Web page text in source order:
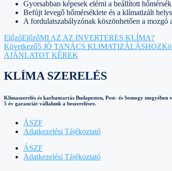
Gyorsabban képesek elérni a beállított
Befújt levegő hőmérséklete és a klímatizált
A fordulatszabályzónak köszönhetően a mozgó
ElőzőElőzőMI AZ AZ INVERTERES KLÍMA?
Következő5 JÓ TANÁCS KLIMATIZÁLÁSHOZ
AJÁNLATOT KÉREK
KLÍMA SZERELÉS
Klímaszerelés és karbantartás Budapesten, Pest- és Somogy megyében
5 év garanciát vállalunk a beszerelésre.
ÁSZF
Adatkezelési Tájékoztató
ÁSZF
Adatkezelési Tájékoztató